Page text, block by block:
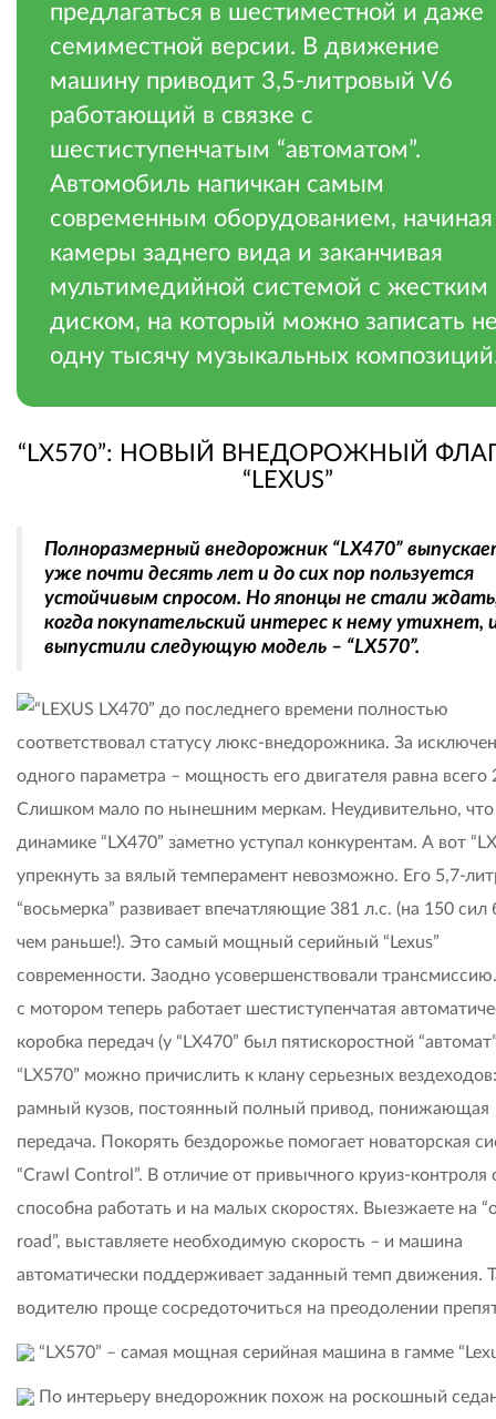
предлагаться в шестиместной и даже
семиместной версии. В движение
машину приводит 3,5-литровый V6
работающий в связке с
шестиступенчатым “автоматом”.
Автомобиль напичкан самым
современным оборудованием, начиная
камеры заднего вида и заканчивая
мультимедийной системой с жестким
диском, на который можно записать
одну тысячу музыкальных
“LX570”: НОВЫЙ ВНЕДОРОЖНЫЙ
“LEXUS”
Полноразмерный внедорожник “LX470”
уже почти десять лет и до сих пор пользуется
устойчивым спросом. Но японцы не стали
когда покупательский интерес к нему утихнет,
выпустили следующую модель – “LX570”.
“LEXUS LX470” до последнего времени полностью
соответствовал статусу люкс-внедорожника. За
одного параметра – мощность его двигателя равна всего
Слишком мало по нынешним меркам. Неудивительно, что
динамике “LX470” заметно уступал конкурентам. А вот
упрекнуть за вялый темперамент невозможно. Его 5,7-
“восьмерка” развивает впечатляющие 381 л.с. (на 150 сил
чем раньше!). Это самый мощный серийный “Lexus”
современности. Заодно усовершенствовали
с мотором теперь работает шестиступенчатая
коробка передач (у “LX470” был пятискоростной
“LX570” можно причислить к клану серьезных вездеходов:
рамный кузов, постоянный полный привод, понижающая
передача. Покорять бездорожье помогает новаторская
“Crawl Control”. В отличие от привычного круиз-контроля
способна работать и на малых скоростях. Выезжаете на
road”, выставляете необходимую скорость – и машина
автоматически поддерживает заданный темп движения.
водителю проще сосредоточиться на преодолении
“LX570” – самая мощная серийная машина в гамме
По интерьеру внедорожник похож на роскошный